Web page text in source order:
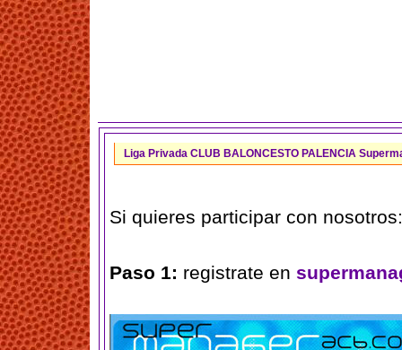
Liga Privada CLUB BALONCESTO PALENCIA
Si quieres participar con nosotros:
Paso 1: registrate en